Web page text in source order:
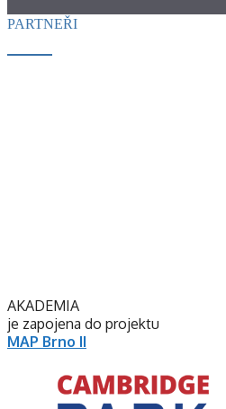
PARTNEŘI
AKADEMIA
je zapojena do projektu
MAP Brno II